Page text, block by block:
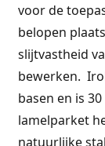
voor de
belopen
slijtvastheid
bewerken.
basen en is
lamelparket
natuurlijke